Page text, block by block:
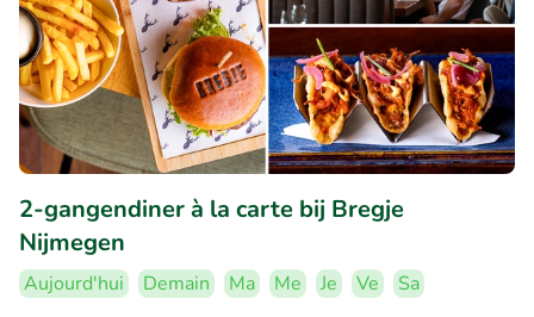
2-gangendiner à la carte bij Bregje
Nijmegen
Aujourd'hui Demain Ma Me Je Ve
Sa